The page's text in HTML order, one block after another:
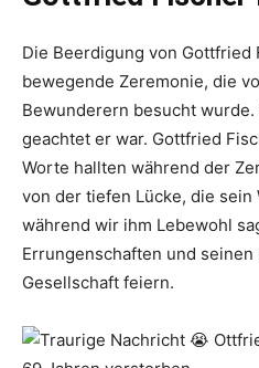
Die Beerdigung von Gottfried
bewegende Zeremonie, die
Bewunderern besucht
geachtet er war. Gottfried
Worte hallten während der
von der tiefen Lücke, die sein
während wir ihm Lebewohl
Errungenschaften und
Gesellschaft feiern.